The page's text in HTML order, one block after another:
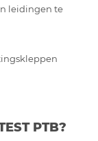
leidingen te
PTB?